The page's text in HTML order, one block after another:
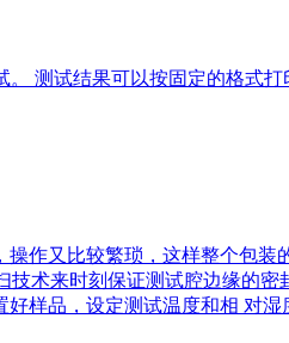
测试结果可以按固定的格式
作又比较繁琐，这样整个包装
术来时刻保证测试腔边缘的密
样品，设定测试温度和相 对湿